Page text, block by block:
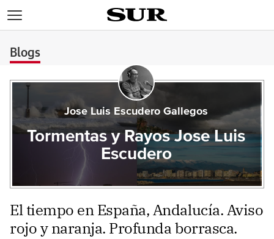
Blogs
Jose Luis Escudero Gallegos
Tormentas y Rayos Jose Luis
Escudero
El tiempo en España, Andalucía. Aviso
rojo y naranja. Profunda borrasca.